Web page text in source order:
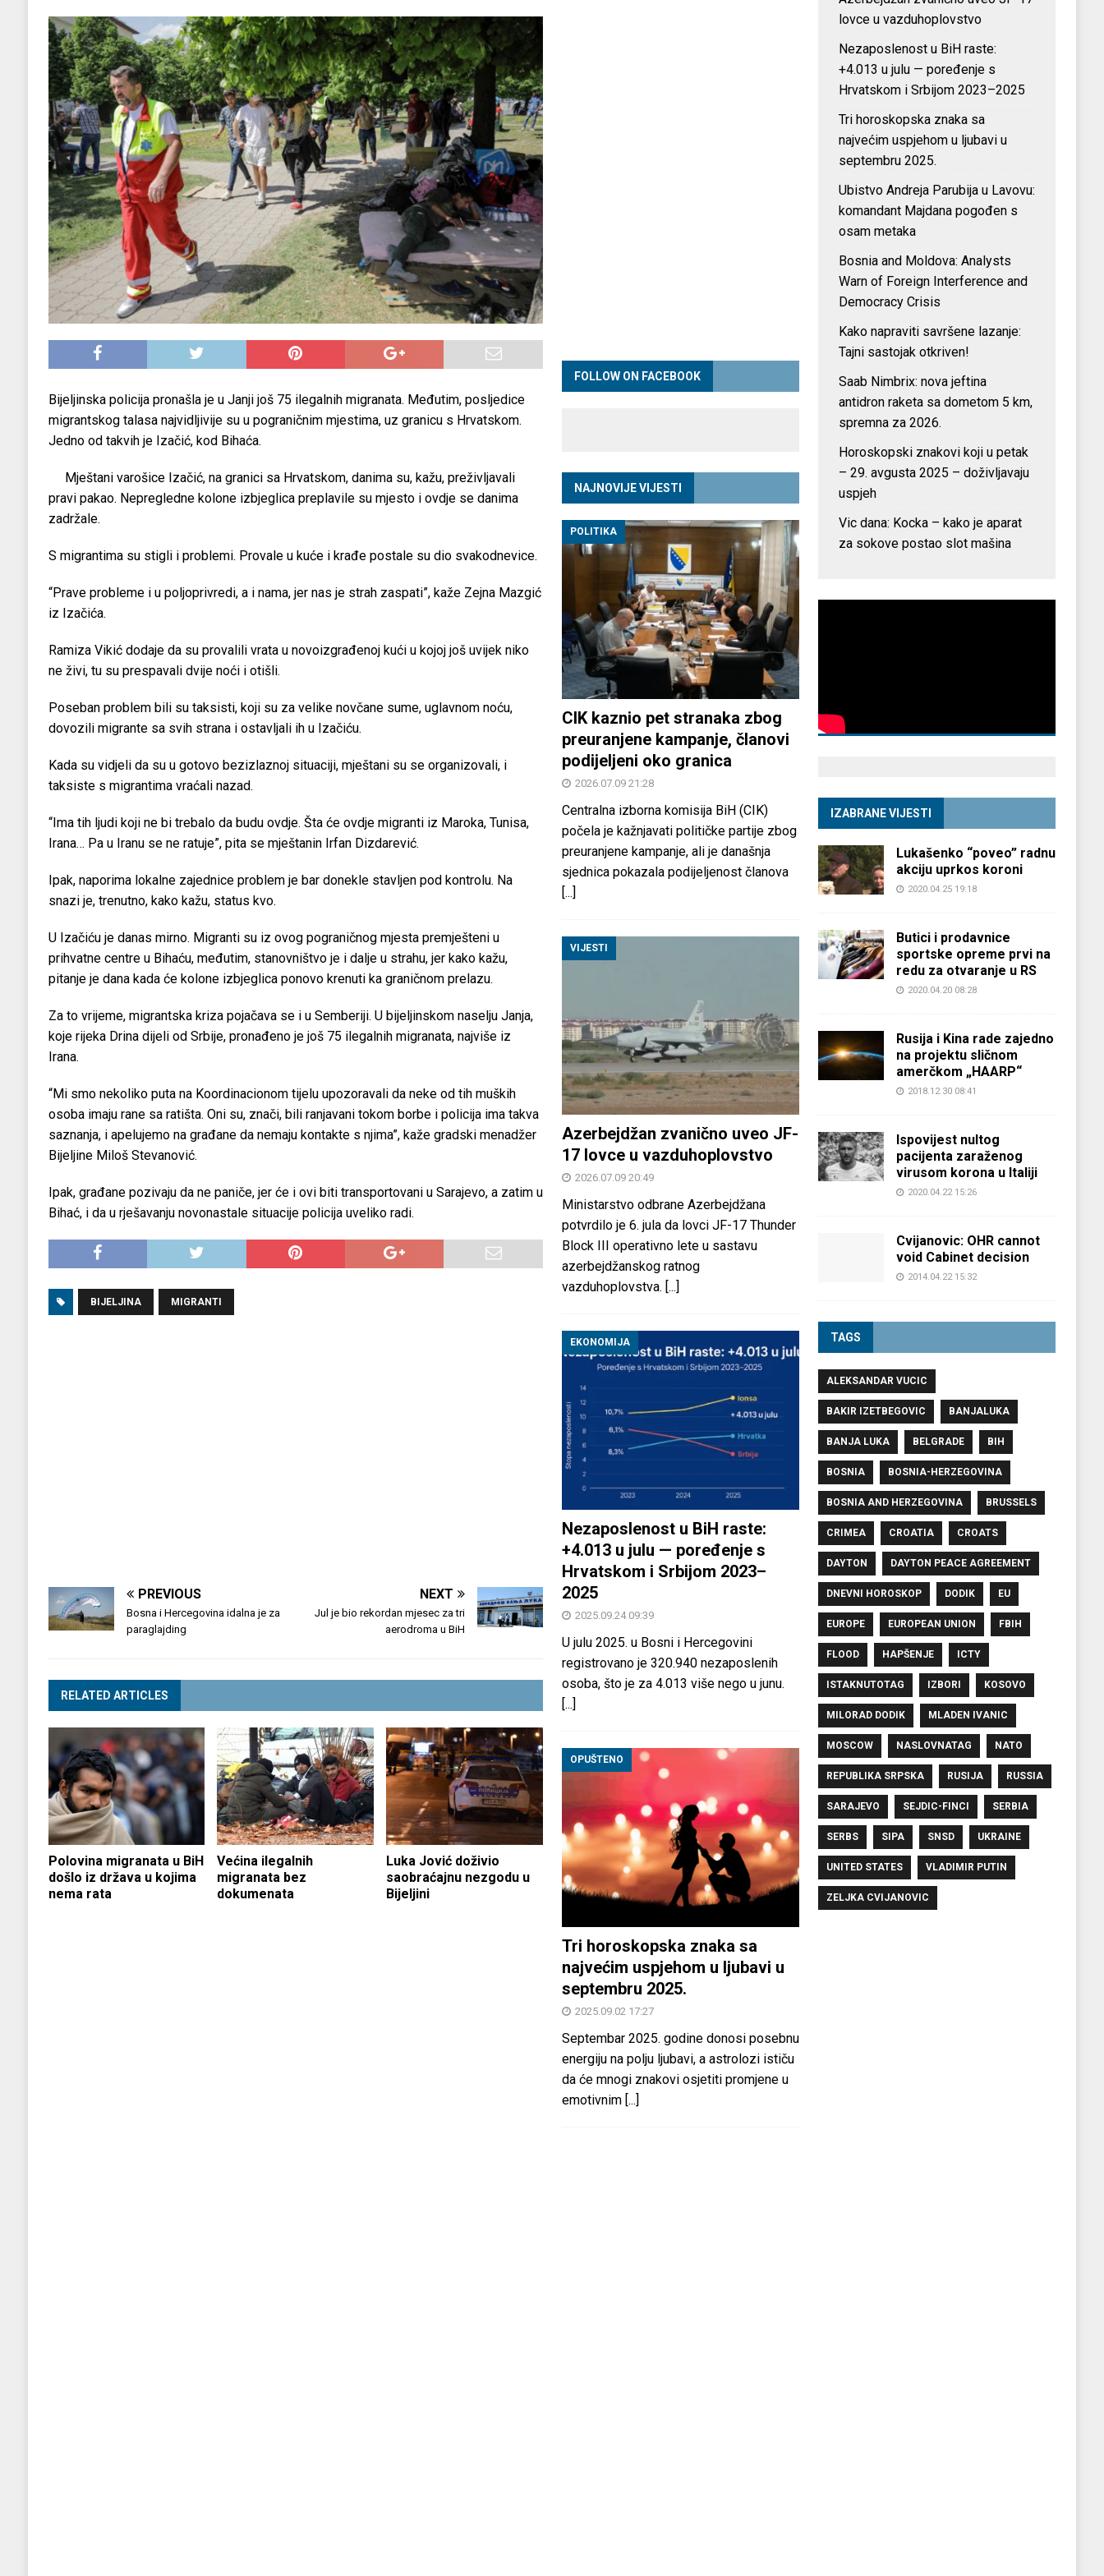
[ 2025.09.02 17:27 ] Tri horoskopska znaka sa najvećim uspjehom u ljubavi u septembru 2025.
[ 2025.08.30 15:28 ] Ubistvo Andreja Parubija u Lavovu: komandant Majdana pogođen s osam metaka
[ 2018.12.09 09:30 ] Banjalučki horski susreti u znaku Jedinstva OPUŠTENO
Bijeljinska policija pronašla je u Janji još 75 ilegalnih migranata. Međutim, posljedice
migrantskog talasa najvidljivije su u pograničnim mjestima, uz granicu s Hrvatskom.
Jedno od takvih je Izačić, kod Bihaća.
Mještani varošice Izačić, na granici sa Hrvatskom, danima su, kažu, preživljavali
pravi pakao. Nepregledne kolone izbjeglica preplavile su mjesto i ovdje se danima
zadržale.
S migrantima su stigli i problemi. Provale u kuće i krađe postale su dio svakodnevice.
“Prave probleme i u poljoprivredi, a i nama, jer nas je strah zaspati”, kaže Zejna Mazgić
iz Izačića.
Ramiza Vikić dodaje da su provalili vrata u novoizgrađenoj kući u kojoj još uvijek niko
ne živi, tu su prespavali dvije noći i otišli.
Poseban problem bili su taksisti, koji su za velike novčane sume, uglavnom noću,
dovozili migrante sa svih strana i ostavljali ih u Izačiću.
Kada su vidjeli da su u gotovo bezizlaznoj situaciji, mještani su se organizovali, i
taksiste s migrantima vraćali nazad.
“Ima tih ljudi koji ne bi trebalo da budu ovdje. Šta će ovdje migranti iz Maroka, Tunisa,
Irana… Pa u Iranu se ne ratuje”, pita se mještanin Irfan Dizdarević.
Ipak, naporima lokalne zajednice problem je bar donekle stavljen pod kontrolu. Na
snazi je, trenutno, kako kažu, status kvo.
U Izačiću je danas mirno. Migranti su iz ovog pograničnog mjesta premješteni u
prihvatne centre u Bihaću, međutim, stanovništvo je i dalje u strahu, jer kako kažu,
pitanje je dana kada će kolone izbjeglica ponovo krenuti ka graničnom prelazu.
Za to vrijeme, migrantska kriza pojačava se i u Semberiji. U bijeljinskom naselju Janja,
koje rijeka Drina dijeli od Srbije, pronađeno je još 75 ilegalnih migranata, najviše iz
Irana.
“Mi smo nekoliko puta na Koordinacionom tijelu upozoravali da neke od tih muških
osoba imaju rane sa ratišta. Oni su, znači, bili ranjavani tokom borbe i policija ima takva
saznanja, i apelujemo na građane da nemaju kontakte s njima”, kaže gradski menadžer
Bijeljine Miloš Stevanović.
Ipak, građane pozivaju da ne paniče, jer će i ovi biti transportovani u Sarajevo, a zatim u
Bihać, i da u rješavanju novonastale situacije policija uveliko radi.
BIJELJINA MIGRANTI
PREVIOUS
Bosna i Hercegovina idalna je za
paraglajding
NEXT
Jul je bio rekordan mjesec za tri
aerodroma u BiH
RELATED ARTICLES
Polovina migranata u BiH
došlo iz država u kojima
nema rata
Većina ilegalnih
migranata bez
dokumenata
Luka Jović doživio
saobraćajnu nezgodu u
Bijeljini
FOLLOW ON FACEBOOK
NAJNOVIJE VIJESTI
POLITIKA
CIK kaznio pet stranaka zbog
preuranjene kampanje, članovi
podijeljeni oko granica
2026.07.09 21:28
Centralna izborna komisija BiH (CIK)
počela je kažnjavati političke partije zbog
preuranjene kampanje, ali je današnja
sjednica pokazala podijeljenost članova
[...]
VIJESTI
Azerbejdžan zvanično uveo JF-
17 lovce u vazduhoplovstvo
2026.07.09 20:49
Ministarstvo odbrane Azerbejdžana
potvrdilo je 6. jula da lovci JF-17 Thunder
Block III operativno lete u sastavu
azerbejdžanskog ratnog
vazduhoplovstva. [...]
EKONOMIJA
Nezaposlenost u BiH raste:
+4.013 u julu — poređenje s
Hrvatskom i Srbijom 2023–
2025
2025.09.24 09:39
U julu 2025. u Bosni i Hercegovini
registrovano je 320.940 nezaposlenih
osoba, što je za 4.013 više nego u junu.
[...]
OPUŠTENO
Tri horoskopska znaka sa
najvećim uspjehom u ljubavi u
septembru 2025.
2025.09.02 17:27
Septembar 2025. godine donosi posebnu
energiju na polju ljubavi, a astrolozi ističu
da će mnogi znakovi osjetiti promjene u
emotivnim [...]
lovce u vazduhoplovstvo
Nezaposlenost u BiH raste:
+4.013 u julu — poređenje s
Hrvatskom i Srbijom 2023–2025
Tri horoskopska znaka sa
najvećim uspjehom u ljubavi u
septembru 2025.
Ubistvo Andreja Parubija u Lavovu:
komandant Majdana pogođen s
osam metaka
Bosnia and Moldova: Analysts
Warn of Foreign Interference and
Democracy Crisis
Kako napraviti savršene lazanje:
Tajni sastojak otkriven!
Saab Nimbrix: nova jeftina
antidron raketa sa dometom 5 km,
spremna za 2026.
Horoskopski znakovi koji u petak
– 29. avgusta 2025 – doživljavaju
uspjeh
Vic dana: Kocka – kako je aparat
za sokove postao slot mašina
IZABRANE VIJESTI
Lukašenko “poveo” radnu
akciju uprkos koroni
2020.04.25 19:18
Butici i prodavnice
sportske opreme prvi na
redu za otvaranje u RS
2020.04.20 08:28
Rusija i Kina rade zajedno
na projektu sličnom
amerčkom „HAARP“
2018.12.30 08:41
Ispovijest nultog
pacijenta zaraženog
virusom korona u Italiji
2020.04.22 15:26
Cvijanovic: OHR cannot
void Cabinet decision
2014.04.22 15:32
TAGS
ALEKSANDAR VUCIC
BAKIR IZETBEGOVIC BANJALUKA
BANJA LUKA BELGRADE BIH
BOSNIA BOSNIA-HERZEGOVINA
BOSNIA AND HERZEGOVINA BRUSSELS
CRIMEA CROATIA CROATS
DAYTON DAYTON PEACE AGREEMENT
DNEVNI HOROSKOP DODIK EU
EUROPE EUROPEAN UNION FBIH
FLOOD HAPŠENJE ICTY
ISTAKNUTOTAG IZBORI KOSOVO
MILORAD DODIK MLADEN IVANIC
MOSCOW NASLOVNATAG NATO
REPUBLIKA SRPSKA RUSIJA RUSSIA
SARAJEVO SEJDIC-FINCI SERBIA
SERBS SIPA SNSD UKRAINE
UNITED STATES VLADIMIR PUTIN
ZELJKA CVIJANOVIC